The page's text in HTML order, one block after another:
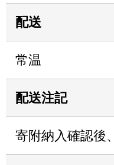
配送
常温
配送注記
寄附納入確認後